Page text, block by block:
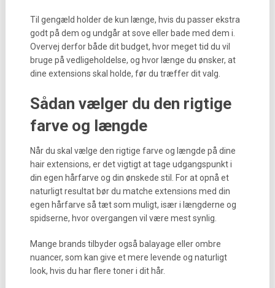
Til gengæld holder de kun længe, hvis du passer ekstra
godt på dem og undgår at sove eller bade med dem i.
Overvej derfor både dit budget, hvor meget tid du vil
bruge på vedligeholdelse, og hvor længe du ønsker, at
dine extensions skal holde, før du træffer dit valg.
Sådan vælger du den rigtige
farve og længde
Når du skal vælge den rigtige farve og længde på dine
hair extensions, er det vigtigt at tage udgangspunkt i
din egen hårfarve og din ønskede stil. For at opnå et
naturligt resultat bør du matche extensions med din
egen hårfarve så tæt som muligt, især i længderne og
spidserne, hvor overgangen vil være mest synlig.
Mange brands tilbyder også balayage eller ombre
nuancer, som kan give et mere levende og naturligt
look, hvis du har flere toner i dit hår.